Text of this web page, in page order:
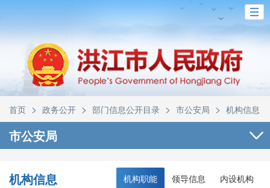
首页 > 政务公开 > 部门信息公开目录 > 市公安局 > 机构信息
市公安局
机构信息 机构职能 领导信息 内设机构